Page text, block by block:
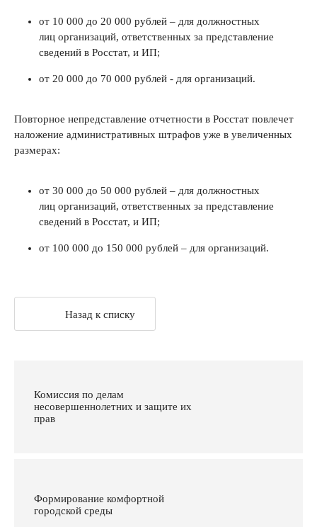
от 10 000 до 20 000 рублей – для должностных
лиц организаций, ответственных за представление
сведений в Росстат, и ИП;
от 20 000 до 70 000 рублей - для организаций.
Повторное непредставление отчетности в Росстат повлечет
наложение административных штрафов уже в увеличенных
размерах:
от 30 000 до 50 000 рублей – для должностных
лиц организаций, ответственных за представление
сведений в Росстат, и ИП;
от 100 000 до 150 000 рублей – для организаций.
Назад к списку
Комиссия по делам
несовершеннолетних и защите их
прав
Формирование комфортной
городской среды